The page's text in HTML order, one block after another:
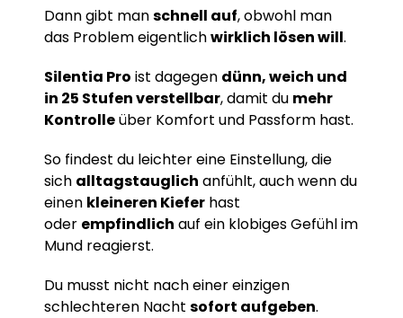
Dann gibt manschnell auf, obwohl man
das Problem eigentlichwirklich lösen will.
Silentia Pro ist dagegen dünn, weich und
in 25 Stufen verstellbar, damit du mehr
Kontrolleüber Komfort und Passform hast.
So findest du leichter eine Einstellung, die
sich alltagstauglich anfühlt, auch wenn du
einen kleineren Kiefer hast
oder empfindlich auf ein klobiges Gefühl im
Mund reagierst.
Du musst nicht nach einer einzigen
schlechteren Nachtsofort aufgeben.